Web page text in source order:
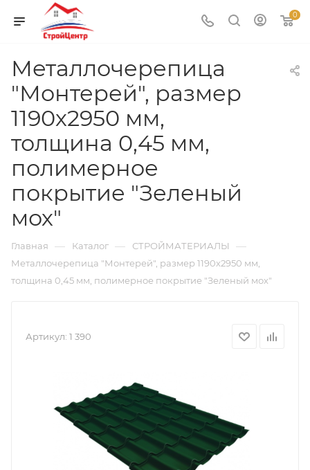
0
Металлочерепица
"Монтерей", размер
1190х2950 мм,
толщина 0,45 мм,
полимерное
покрытие "Зеленый
мох"
Главная — Каталог — СТРОЙМАТЕРИАЛЫ —
Металлочерепица "Монтерей", размер 1190х2950 мм,
толщина 0,45 мм, полимерное покрытие "Зеленый мох"
Артикул: 1 390